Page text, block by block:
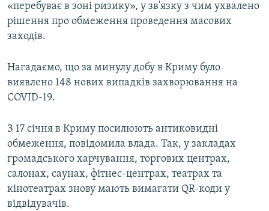
«перебуває в зоні ризику», у зв'язку з чим ухвалено
рішення про обмеження проведення масових
заходів.
Нагадаємо, що за минулу добу в Криму було
виявлено 148 нових випадків захворювання на
COVID-19.
З 17 січня в Криму посилюють антиковидні
обмеження, повідомила влада. Так, у закладах
громадського харчування, торгових центрах,
салонах, саунах, фітнес-центрах, театрах та
кінотеатрах знову мають вимагати QR-коди у
відвідувачів.